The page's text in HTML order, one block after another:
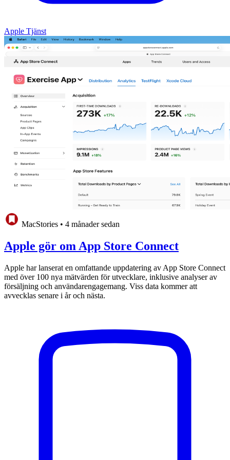
Apple Tjänst
MacStories • 4 månader sedan
Apple gör om App Store Connect
Apple har lanserat en omfattande uppdatering av App Store Connect
med över 100 nya mätvärden för utvecklare, inklusive analyser av
försäljning och användarengagemang. Viss data kommer att
avvecklas senare i år och nästa.